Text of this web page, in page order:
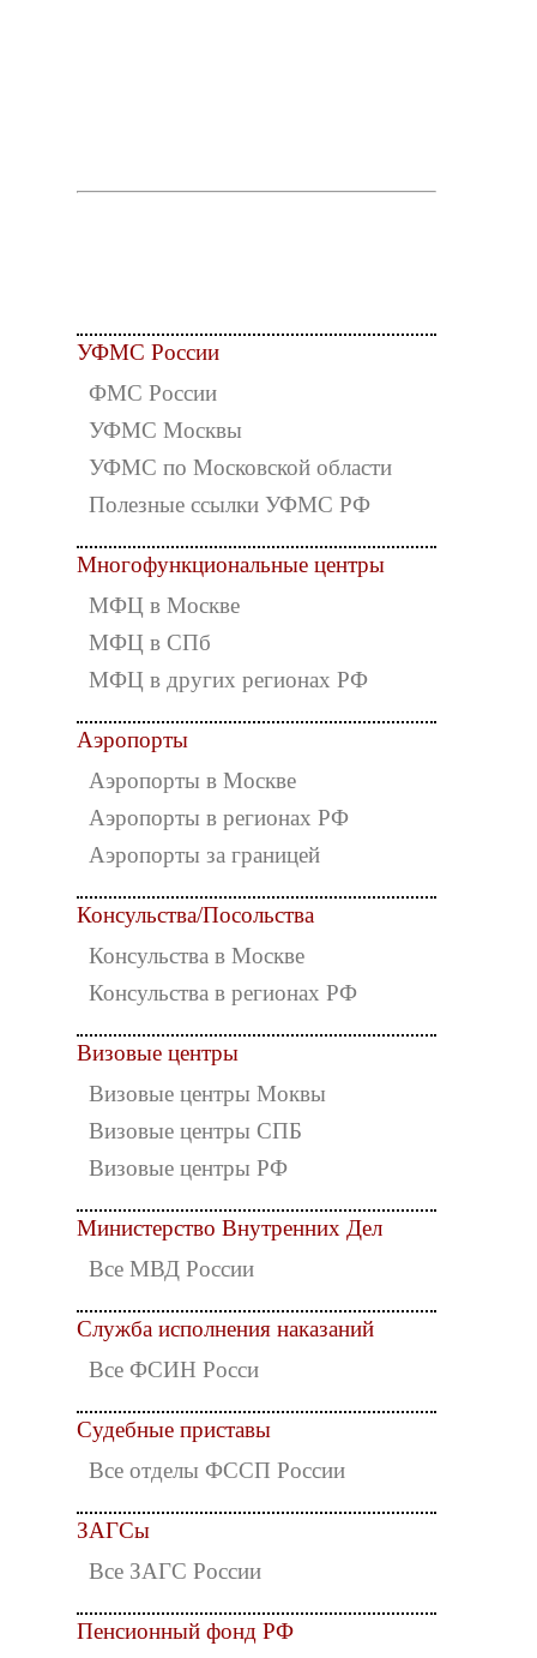
УФМС России
ФМС России
УФМС Москвы
УФМС по Московской области
Полезные ссылки УФМС РФ
Многофункциональные центры
МФЦ в Москве
МФЦ в СПб
МФЦ в других регионах РФ
Аэропорты
Аэропорты в Москве
Аэропорты в регионах РФ
Аэропорты за границей
Консульства/Посольства
Консульства в Москве
Консульства в регионах РФ
Визовые центры
Визовые центры Моквы
Визовые центры СПБ
Визовые центры РФ
Министерство Внутренних Дел
Все МВД России
Служба исполнения наказаний
Все ФСИН Росси
Судебные приставы
Все отделы ФССП России
ЗАГСы
Все ЗАГС России
Пенсионный фонд РФ